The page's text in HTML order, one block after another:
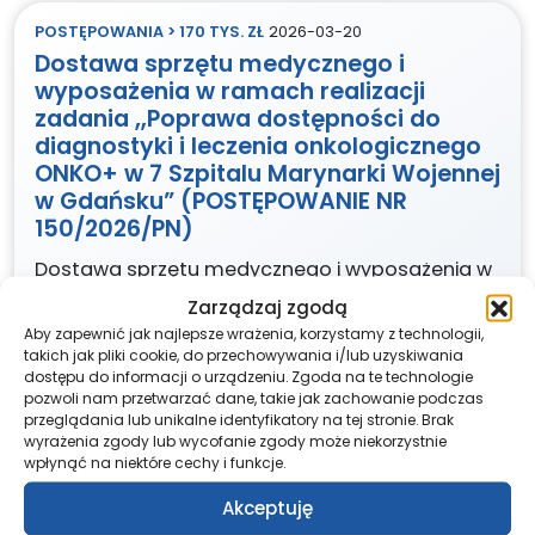
Zarządzaj zgodą
Aby zapewnić jak najlepsze wrażenia, korzystamy z technologii,
takich jak pliki cookie, do przechowywania i/lub uzyskiwania
dostępu do informacji o urządzeniu. Zgoda na te technologie
pozwoli nam przetwarzać dane, takie jak zachowanie podczas
przeglądania lub unikalne identyfikatory na tej stronie. Brak
wyrażenia zgody lub wycofanie zgody może niekorzystnie
wpłynąć na niektóre cechy i funkcje.
Akceptuję
POSTĘPOWANIA > 170 TYS. ZŁ 2026-03-20
Dostawa sprzętu medycznego i
wyposażenia w ramach realizacji
zadania „Poprawa dostępności do
diagnostyki i leczenia onkologicznego
ONKO+ w 7 Szpitalu Marynarki Wojennej
w Gdańsku” (POSTĘPOWANIE NR
150/2026/PN)
Dostawa sprzętu medycznego i wyposażenia w
ramach realizacji zadania „Poprawa
dostępności do diagnostyki i leczenia
onkologicznego ONKO+ w 7 Szpitalu Marynarki
Wojennej w Gdańsku” w 2 częściach
Czytaj dalej »
POSTĘPOWANIA > 170 TYS. ZŁ 2026-03-12